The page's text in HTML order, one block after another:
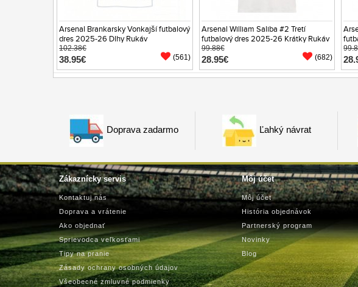
Arsenal Brankarsky Vonkajší futbalový
dres 2025-26 Dlhy Rukáv
102.38€
38.95€ (561)
Arsenal William Saliba #2 Tretí
futbalový dres 2025-26 Krátky Rukáv
99.88€
28.95€ (682)
Doprava zadarmo Ľahký návrat
Zákaznícky servis
Kontaktuj nás
Doprava a vrátenie
Ako objednať
Sprievodca veľkosťami
Tipy na pranie
Zásady ochrany osobných údajov
Všeobecné zmluvné podmienky
Môj účet
Môj účet
História objednávok
Partnerský program
Novinky
Blog